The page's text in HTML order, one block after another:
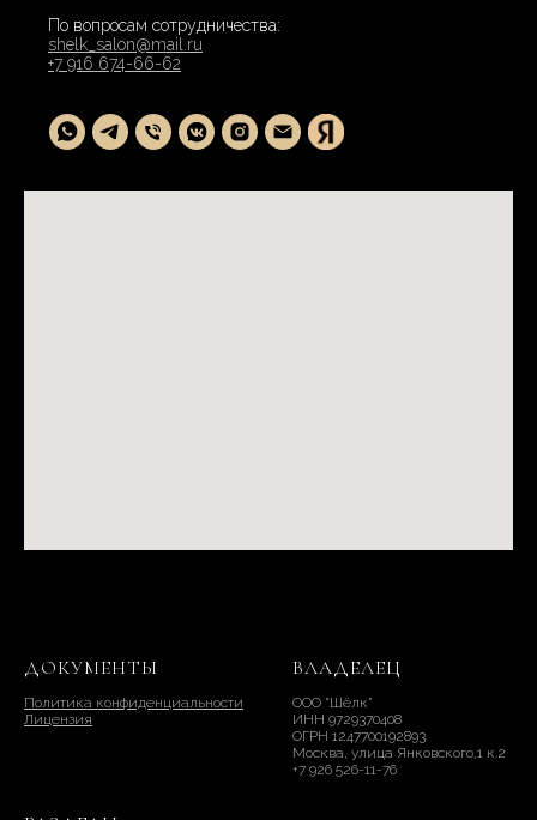
По вопросам сотрудничества:
shelk_salon@mail.ru
+7 916 674-66-62
ДОКУМЕНТЫ
Политика конфиденциальности
Лицензия
ВЛАДЕЛЕЦ
ООО "Шёлк"
ИНН 9729370408
ОГРН 1247700192893
Москва, улица Янковского,1 к.2
+7 926 526-11-76